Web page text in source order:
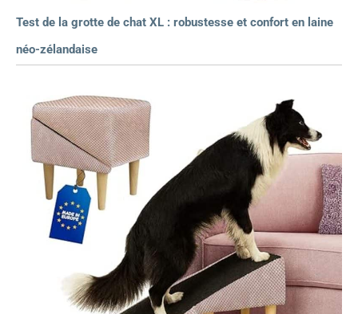
Test de la grotte de chat XL : robustesse et confort en laine
néo-zélandaise